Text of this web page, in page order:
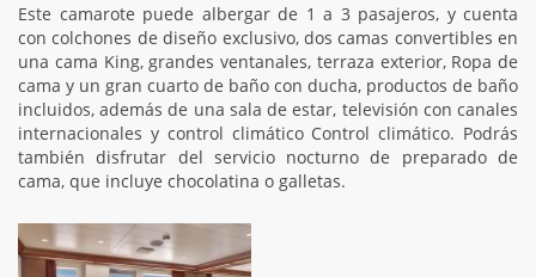
Este camarote puede albergar de 1 a 3 pasajeros, y cuenta
con colchones de diseño exclusivo, dos camas convertibles en
una cama King, grandes ventanales, terraza exterior, Ropa de
cama y un gran cuarto de baño con ducha, productos de baño
incluidos, además de una sala de estar, televisión con canales
internacionales y control climático Control climático. Podrás
también disfrutar del servicio nocturno de preparado de
cama, que incluye chocolatina o galletas.